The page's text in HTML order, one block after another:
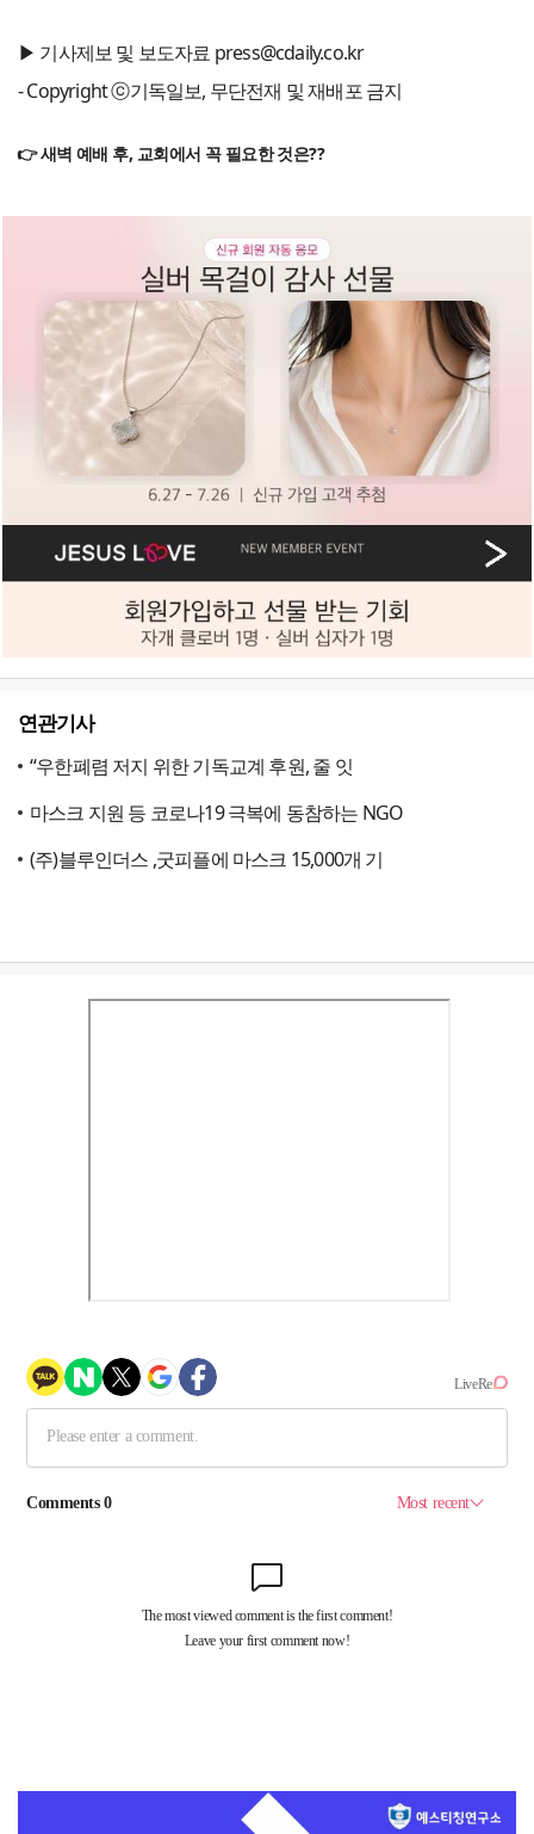
▶ 기사제보 및 보도자료 press@cdaily.co.kr
- Copyright ⓒ기독일보, 무단전재 및 재배포 금지
👉 새벽 예배 후, 교회에서 꼭 필요한 것은??
연관기사
“우한폐렴 저지 위한 기독교계 후원, 줄 잇
마스크 지원 등 코로나19 극복에 동참하는 NGO
(주)블루인더스 ,굿피플에 마스크 15,000개 기